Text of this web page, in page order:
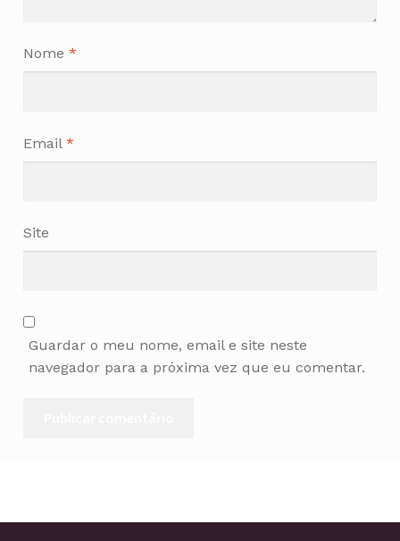
Nome *
Email *
Site
Guardar o meu nome, email e site neste
navegador para a próxima vez que eu comentar.